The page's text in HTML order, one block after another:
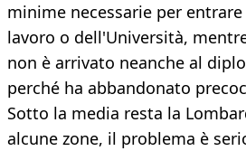
minime necessarie per
lavoro o dell'Università,
non è arrivato neanche al
perché ha abbandonato
Sotto la media resta la
alcune zone, il problema è